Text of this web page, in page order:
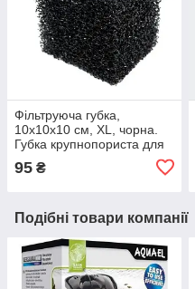
Фільтруюча губка,
10х10х10 см, XL, чорна.
Губка крупнопориста для
95 ₴
Подібні товари компанії